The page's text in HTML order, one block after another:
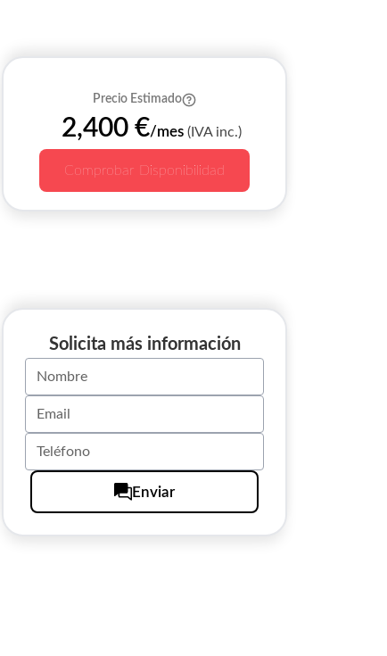
Precio Estimado
2,400 €/mes (IVA inc.)
Comprobar Disponibilidad
Solicita más información
Enviar